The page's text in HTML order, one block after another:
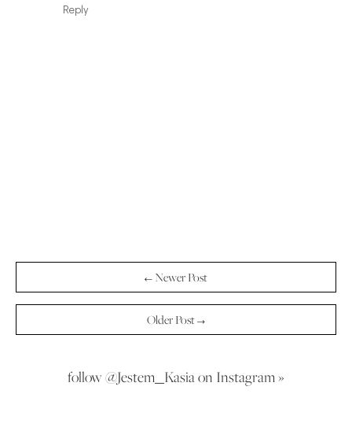
Reply
← Newer Post
Older Post →
follow @Jestem_Kasia on Instagram »